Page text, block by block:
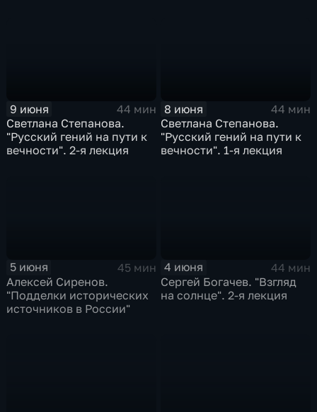
9 июня
44 мин
Светлана Степанова.
"Русский гений на пути к
вечности". 2-я лекция
8 июня
44 мин
Светлана Степанова.
"Русский гений на пути к
вечности". 1-я лекция
5 июня
45 мин
Алексей Сиренов.
"Подделки исторических
источников в России"
4 июня
44 мин
Сергей Богачев. "Взгляд
на солнце". 2-я лекция